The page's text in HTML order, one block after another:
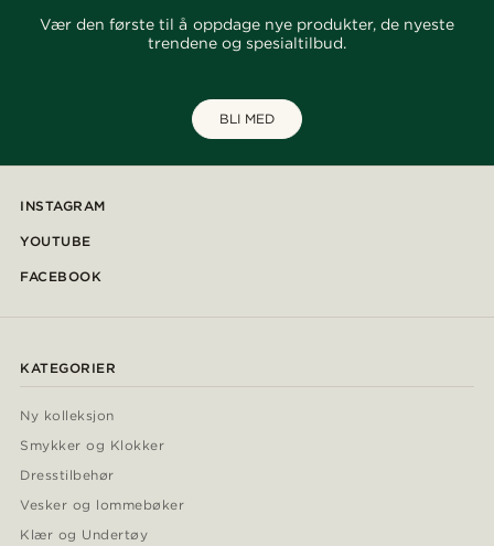
Vær den første til å oppdage nye produkter, de nyeste
trendene og spesialtilbud.
BLI MED
INSTAGRAM
YOUTUBE
FACEBOOK
KATEGORIER
Ny kolleksjon
Smykker og Klokker
Dresstilbehør
Vesker og lommebøker
Klær og Undertøy